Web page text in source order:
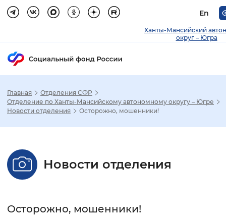
En
Ханты-Мансийский
округ – Югра
Настройка режима отображения
Стандартный Увеличенный
Главная
Отделения СФР
Отделение по Ханты-Мансийскому автономному округу – Югре
Новости отделения
Осторожно, мошенники!
Новости отделения
Осторожно, мошенники!